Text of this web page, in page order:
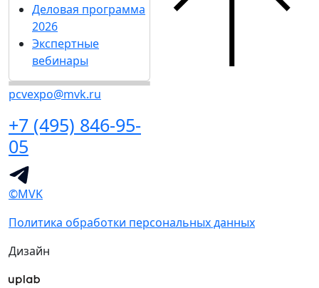
Деловая программа
2026
Экспертные
вебинары
pcvexpo@mvk.ru
+7 (495) 846-95-
05
©MVK
Политика обработки персональных данных
Дизайн